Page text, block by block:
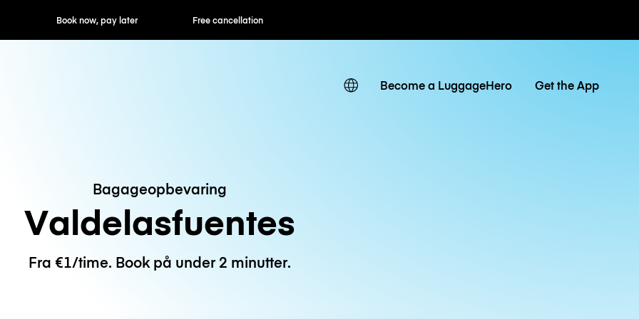
now, pay later Free cancellation Hourly / Daily Rates
Become a LuggageHero Get the App
Bagageopbevaring
Valdelasfuentes
Fra €1/time. Book på under 2 minutter.